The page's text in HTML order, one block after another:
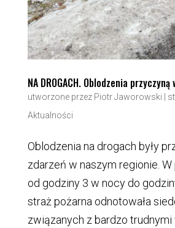
NA DROGACH. Oblodzenia przyczyną
utworzone przez Piotr Jaworowski
Aktualności
Oblodzenia na drogach były
zdarzeń w naszym regionie. W
od godziny 3 w nocy do
straż pożarna odnotowała
związanych z bardzo trudnymi